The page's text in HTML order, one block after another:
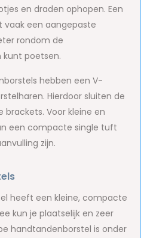
en draden ophopen. Een
vaak een aangepaste
rondom de
poetsen.
hebben een V-
Hierdoor sluiten de
Voor kleine en
een compacte single tuft
zijn.
heeft een kleine, compacte
kun je plaatselijk en zeer
handtandenborstel is onder